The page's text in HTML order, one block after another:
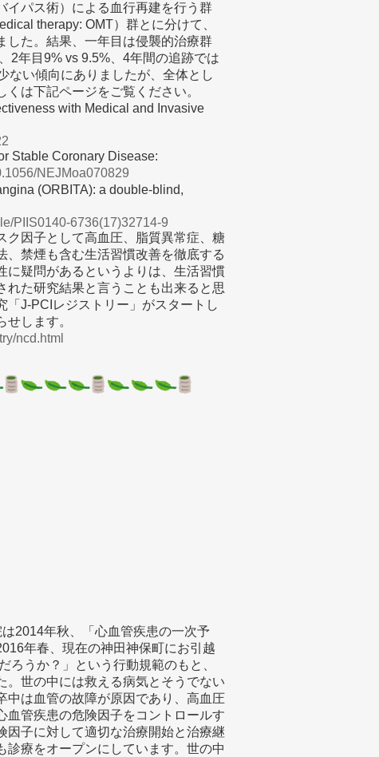
イパス術）による血行再建を行う群
therapy: OMT）群とに分けて、
した。結果、一年目は侵襲的治療群
2年目9% vs 9.5%、4年間の追跡では
ない傾向にありましたが、全体とし
は下記ページをご覧ください。
with Medical and Invasive
Stable Coronary Disease:
NEJMoa070829
(ORBITA): a double-blind,
PIIS0140-6736(17)32714-9
ク因子として高血圧、脂質異常症、糖
、禁煙も含む生活習慣改善を徹底する
に疑問があるというよりは、生活習慣
れた研究結果と言うことも出来ると思
「J-PCIレジストリー」がスタートし
します。
ncd.html
2014年秋、「心血管疾患の一次予
年春、現在の神田神保町にお引越
ろうか？」という行動規範のもと、
。世の中には救える病気とそうでない
中は血管の故障が原因であり、高血圧
血管疾患の危険因子をコントロールす
因子に対して適切な治療開始と治療継
療をオープンにしています。世の中